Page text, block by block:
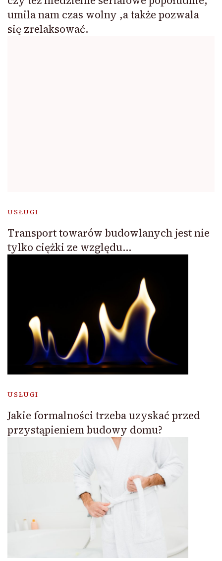
umila nam czas wolny ,a także pozwala
się zrelaksować.
USŁUGI
Transport towarów budowlanych jest nie
tylko ciężki ze względu…
USŁUGI
Jakie formalności trzeba uzyskać przed
przystąpieniem budowy domu?